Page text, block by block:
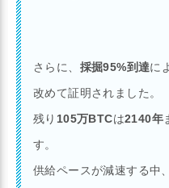
さらに、 採掘95%到達に
改めて証明されました。
残り 105万BTCは2140年
す。
供給ペースが減速する中